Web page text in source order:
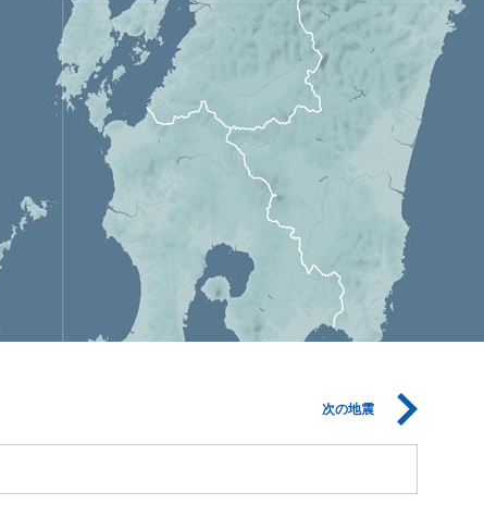
次の地震